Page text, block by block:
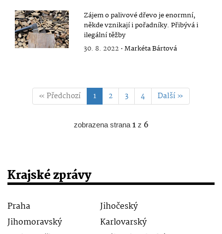
Zájem o palivové dřevo je enormní,
někde vznikají i pořadníky. Přibývá i
ilegální těžby
30. 8. 2022 •Markéta Bártová
« Předchozí 1 2 3 4 Další »
zobrazena strana1z 6
Krajské zprávy
Praha
Jihočeský
Jihomoravský
Karlovarský